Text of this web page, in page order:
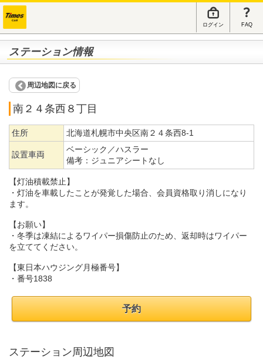
ログイン FAQ
ステーション情報
周辺地図に戻る
南２４条西８丁目
住所 北海道札幌市中央区南２４条西8-1
設置車両
ベーシック／ハスラー
備考： ジュニアシートなし
【灯油積載禁止】
・灯油を車載したことが発覚した場合、会員資格取り消しになり
ます。
【お願い】
・冬季は凍結によるワイパー損傷防止のため、返却時はワイパー
を立ててください。
【東日本ハウジング月極番号】
・番号1838
予約
ステーション周辺地図